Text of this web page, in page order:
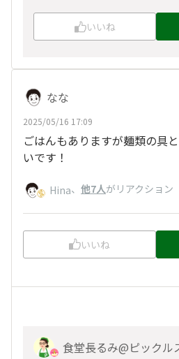
いいね
なな
2025/05/16 17:09
ごはんもありますが麺類の具
いです！
Hina、 他7人がリアクション
いいね
食堂長るみ@ピックル